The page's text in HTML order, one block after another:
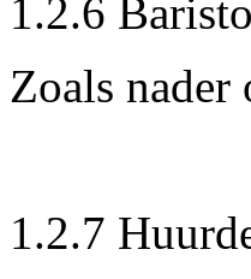
1.2.6
Zoals
1.2.7